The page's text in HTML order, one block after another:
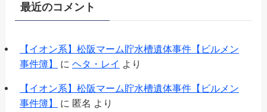
最近のコメント
【イオン系】松阪マーム貯水槽遺体事件【ビルメン
事件簿】
に ヘタ・レイ より
【イオン系】松阪マーム貯水槽遺体事件【ビルメン
事件簿】
に 匿名 より